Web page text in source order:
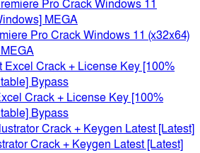
Pro Crack Windows 11 (x32x64)
Crack + License Key [100%
Bypass
Crack + Keygen Latest [Latest]